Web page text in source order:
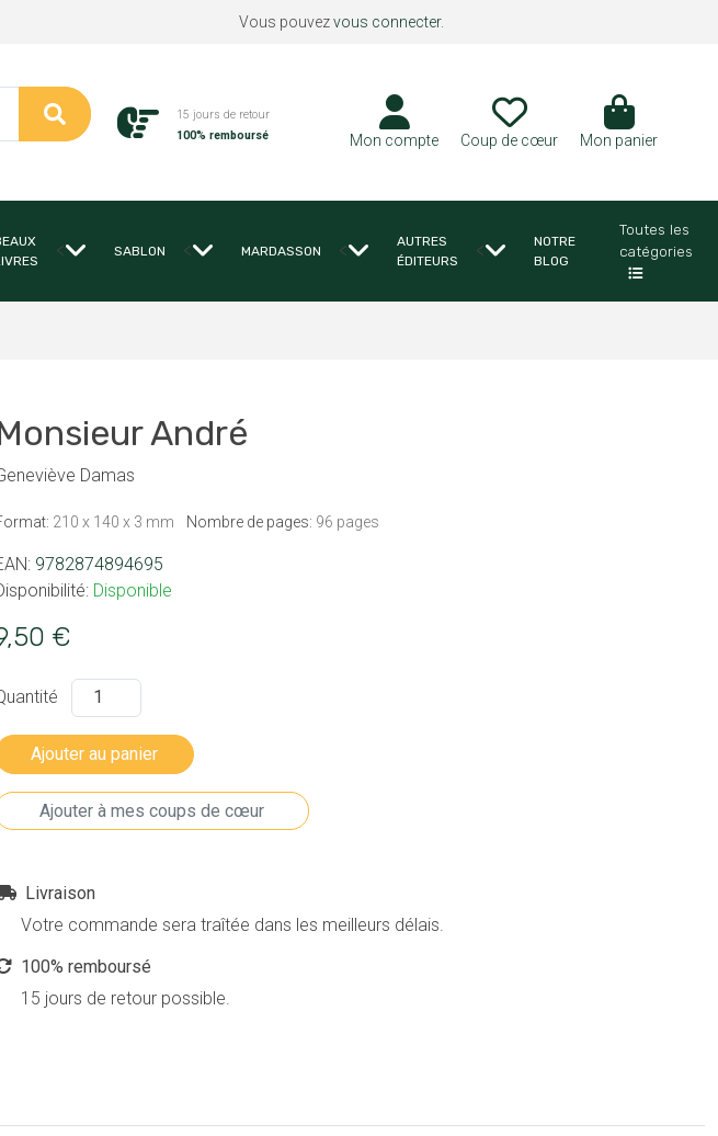
Vous pouvezvous connecter.
15 jours de retour
100% remboursé
Mon compte Coup de cœur Mon panier
< SABLON < MARDASSON <
AUTRES
ÉDITEURS
<
NOTRE
BLOG
Toutes les
catégories
André
Damas
210 x 140 x 3 mm Nombre de pages: 96 pages
9782874894695
Disponible
€
Livraison
Votre commande sera traîtée dans les meilleurs délais.
100% remboursé
15 jours de retour possible.